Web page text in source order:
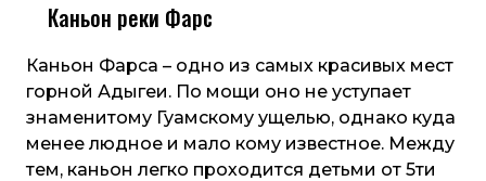
Каньон реки Фарс
Каньон Фарса – одно из самых красивых мест
горной Адыгеи. По мощи оно не уступает
знаменитому Гуамскому ущелью, однако куда
менее людное и мало кому известное. Между
тем, каньон легко проходится детьми от 5ти